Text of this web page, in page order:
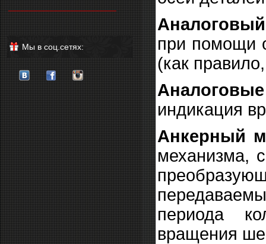
Мы в соц.сетях:
при помощи
(как
индикация
Анкерный
механизма,
периода
вращения